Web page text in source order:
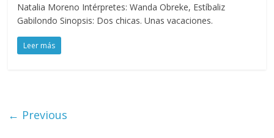
Natalia Moreno Intérpretes: Wanda Obreke, Estíbaliz
Gabilondo Sinopsis: Dos chicas. Unas vacaciones.
Leer más
← Previous